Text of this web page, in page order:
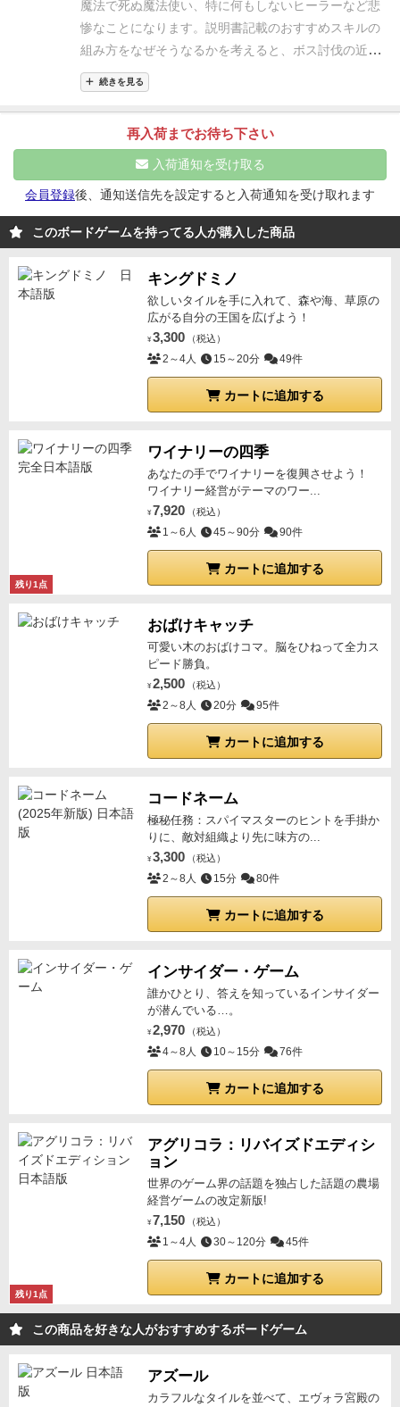
サークルのほかのゲームもなので）改善してほしいゲ
ーム内容知ってる人が、実際にインストしながらプレ
イする想定で説明書を書いている感じ。
を読んで、ロボットでも判定に困らない書き方になっ
ていません。とっつきやすくするために漫画も入れた
って書いてますが余計わかりにくくなっていて残念で
ただ、製作者も説明書は苦労したと書いてます
が・・・。まとめFF14（ネトゲやRPG）とボドゲが
好きなら買い
同じボスでもコテンパンにやられることもあります。
ＦＦの戦闘曲BGMにすると、さらにいい感じです。
魔法で死ぬ魔法使い、 特に何もしないヒーラーなど悲
惨なことになります。 説明書記載のおすすめスキルの
組み方をなぜそうなるかを考えると、 ボス討伐の近道
が見えます。
縛りプレイは燃え上がります。
続きを見る
再入荷までお待ち下さい
入荷通知を受け取る
会員登録後、通知送信先を設定すると入荷通知を受け取れます
このボードゲームを持ってる人が購入した商品
キングドミノ
欲しいタイルを手に入れて、森や海、草原の
広がる自分の王国を広げよう！
¥ 3,300 （税込）
2～4人 15～20分 49件
カートに追加する
残り1点
ワイナリーの四季
あなたの手でワイナリーを復興させよう！
ワイナリー経営がテーマのワー...
¥ 7,920 （税込）
1～6人 45～90分 90件
カートに追加する
おばけキャッチ
可愛い木のおばけコマ。脳をひねって全力ス
ピード勝負。
¥ 2,500 （税込）
2～8人 20分 95件
カートに追加する
コードネーム
極秘任務：スパイマスターのヒントを手掛か
りに、敵対組織より先に味方の...
¥ 3,300 （税込）
2～8人 15分 80件
カートに追加する
インサイダー・ゲーム
誰かひとり、答えを知っているインサイダー
が潜んでいる…。
¥ 2,970 （税込）
4～8人 10～15分 76件
カートに追加する
残り1点
アグリコラ：リバイズドエディシ
ョン
世界のゲーム界の話題を独占した話題の農場
経営ゲームの改定新版!
¥ 7,150 （税込）
1～4人 30～120分 45件
カートに追加する
この商品を好きな人がおすすめするボードゲーム
アズール
カラフルなタイルを並べて、エヴォラ宮殿の